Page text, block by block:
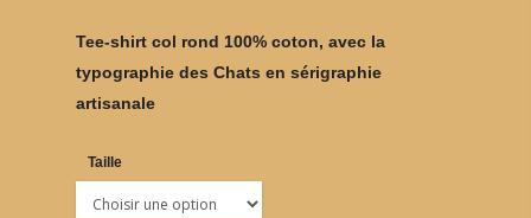
Tee-shirt col rond 100% coton, avec la
typographie des Chats en sérigraphie
artisanale
Taille